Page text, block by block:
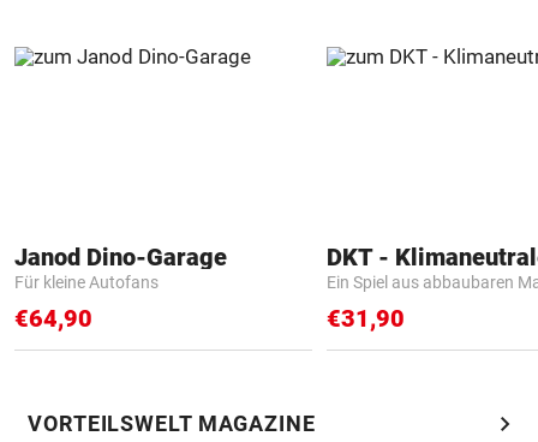
Janod Dino-Garage
Für kleine Autofans
€64,90
Ein Spiel aus abbaubaren
€31,90
VORTEILSWELT MAGAZINE chevron_right